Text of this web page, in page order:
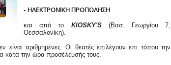
- ΗΛΕΚΤΡΟΝΙΚΗ ΠΡΟΠΩΛΗΣΗ
και από το KIOSKY'S(Βασ. Γεωργίου 7,
Θεσσαλονίκη).
είναι αριθμημένες. Οι θεατές επιλέγουν επι τόπου την
κατά την ώρα προσέλευσής τους.